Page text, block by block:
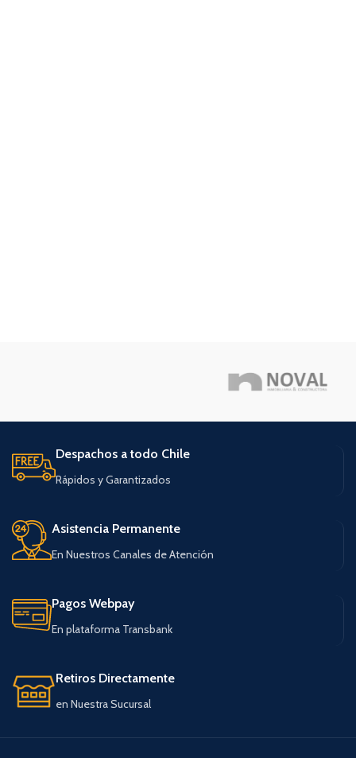
Despachos a todo Chile
Rápidos y Garantizados
Asistencia Permanente
En Nuestros Canales de Atención
Pagos Webpay
En plataforma Transbank
Retiros Directamente
en Nuestra Sucursal